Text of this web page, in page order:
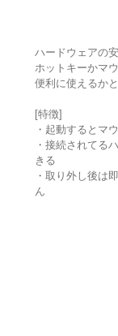
ハードウェアの
ホットキーかマ
便利に使えるかと
[特徴]
・起動するとマ
・接続されてる
きる
・取り外し後は
ん